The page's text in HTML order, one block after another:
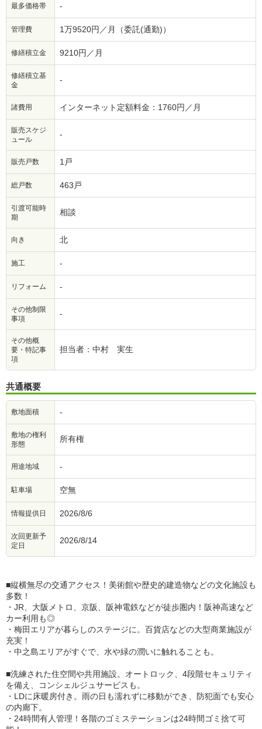
最多価格帯 -
管理費 1万9520円／月（委託(通勤)）
修繕積立金 9210円／月
修繕積立基
金
-
諸費用 インターネット定額料金：1760円／月
販売スケジ
ュール
-
販売戸数 1戸
総戸数 463戸
引渡可能時
期
相談
向き 北
施工 -
リフォーム -
その他制限
事項
-
その他概
要・特記事
項
担当者：中村 実生
共通概要
敷地面積 -
敷地の権利
形態
所有権
用途地域 -
駐車場 空無
情報提供日 2026/8/6
次回更新予
定日
2026/8/14
■縦横無尽の交通アクセス！美術館や歴史的建造物などの文化施設も
多数！
・JR、大阪メトロ、京阪、阪神電鉄などが徒歩圏内！阪神高速など
カー利用も◎
・梅田エリアが暮らしのステージに。百貨店などの大型商業施設が
充実！
・中之島エリアがすぐで、水や緑の潤いに触れることも。
■洗練された住空間や共用施設。オートロック、4段階セキュリティ
を備え、コンシェルジュサービスも。
・LDに床暖房付き。雨の日も濡れずに移動ができ、防犯面でも安心
の内廊下。
・24時間有人管理！各階のゴミステーションは24時間ゴミ捨て可